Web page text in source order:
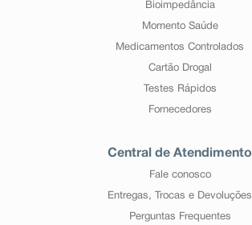
Bioimpedância
Momento Saúde
Medicamentos Controlados
Cartão Drogal
Testes Rápidos
Fornecedores
Central de Atendimento
Fale conosco
Entregas, Trocas e Devoluções
Perguntas Frequentes